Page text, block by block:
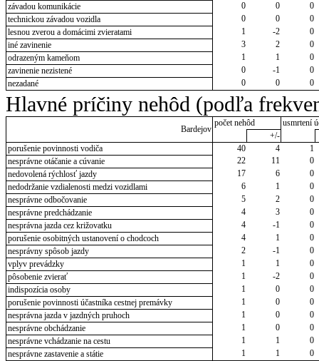
závadou komunikácie
0 0
0
technickou závadou vozidla
0 0
0
lesnou zverou a domácimi zvieratami
1 -2
0
iné zavinenie
3 2
0
odrazeným kameňom
1 1
0
zavinenie nezistené
0 -1
0
nezadané
0 0 0
Hlavné príčiny nehôd (podľa
Bardejov
počet nehôd
usmrtení
+/-
porušenie povinnosti vodiča
40 4
1
nesprávne otáčanie a cúvanie
22 11
0
nedovolená rýchlosť jazdy
17 6
0
nedodržanie vzdialenosti medzi vozidlami
6 1
0
nesprávne odbočovanie
5 2
0
nesprávne predchádzanie
4 3
0
nesprávna jazda cez križovatku
4 -1
0
porušenie osobitných ustanovení o chodcoch
4 1
0
nesprávny spôsob jazdy
2 -1
0
vplyv prevádzky
1 1
0
pôsobenie zvierať
1 -2
0
indispozícia osoby
1 0
0
porušenie povinnosti účastníka cestnej premávky
1 0
0
nesprávna jazda v jazdných pruhoch
1 0
0
nesprávne obchádzanie
1 0
0
nesprávne vchádzanie na cestu
1 1
0
nesprávne zastavenie a státie
1 1 0